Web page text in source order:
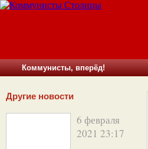
Коммунисты, вперёд!
Другие новости
6 февраля
2021 23:17